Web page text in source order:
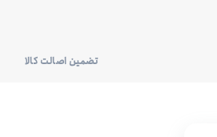
تضمین اصالت کالا